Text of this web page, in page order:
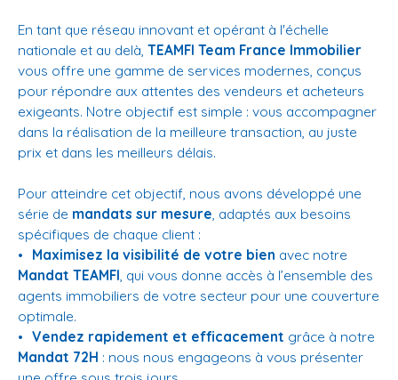
En tant que réseau innovant et opérant à l'échelle
nationale et au delà, TEAMFI Team France Immobilier
vous offre une gamme de services modernes, conçus
pour répondre aux attentes des vendeurs et acheteurs
exigeants. Notre objectif est simple : vous accompagner
dans la réalisation de la meilleure transaction, au juste
prix et dans les meilleurs délais.
Pour atteindre cet objectif, nous avons développé une
série de mandats sur mesure, adaptés aux besoins
spécifiques de chaque client :
Maximisez la visibilité de votre bien avec notre
Mandat TEAMFI, qui vous donne accès à l’ensemble des
agents immobiliers de votre secteur pour une couverture
optimale.
Vendez rapidement et efficacement grâce à notre
Mandat 72H : nous nous engageons à vous présenter